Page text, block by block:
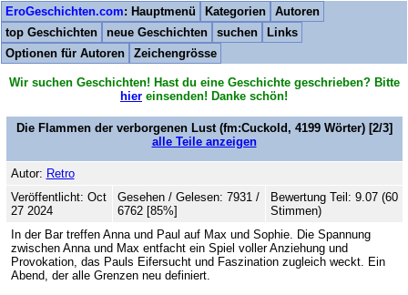
EroGeschichten.com: Hauptmenü Kategorien
Autoren
top Geschichten
neue Geschichten suchen
Links
Optionen für Autoren
Zeichengrösse
Wir suchen Geschichten! Hast du eine Geschichte geschrieben? Bitte
hier einsenden! Danke schön!
Die Flammen der verborgenen Lust(fm:Cuckold, 4199Wörter) [2/3]
alle Teile anzeigen
Autor: Retro
Veröffentlicht: Oct
27 2024
Gesehen / Gelesen: 7931 /
6762 [85%]
Bewertung Teil: 9.07 (60
Stimmen)
In der Bar treffen Anna und Paul auf Max und Sophie. Die Spannung
zwischen Anna und Max entfacht ein Spiel voller Anziehung und
Provokation, das Pauls Eifersucht und Faszination zugleich weckt. Ein
Abend, der alle Grenzen neu definiert.